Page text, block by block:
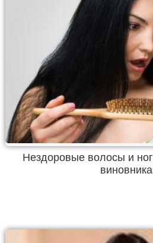
Нездоровые волосы и